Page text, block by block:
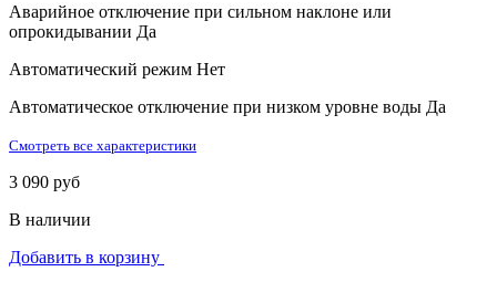
Аварийное отключение при сильном наклоне или
опрокидывании Да
Автоматический режим Нет
Автоматическое отключение при низком уровне воды Да
Смотреть все характеристики
3 090 руб
В наличии
Добавить в корзину